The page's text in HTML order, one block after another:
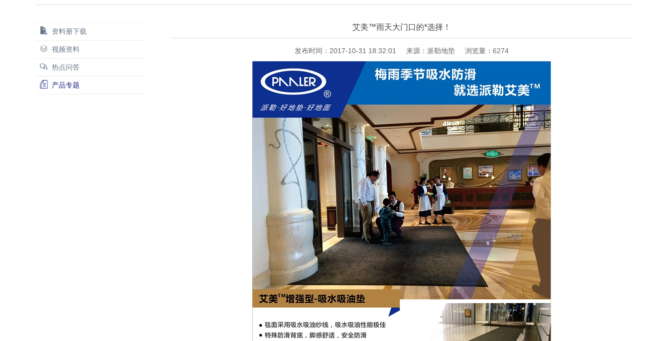
资料册下载
视频资料
热点问答
产品专题
艾美™雨天大门口的*选择！
发布时间：2017-10-31 18:32:01 来源：派勒地垫 浏览量：6274